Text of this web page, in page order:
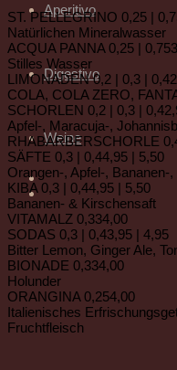
Aperitivo
Digestivo
Weine
ST. PELLEGRINO 0,25 |
Natürlichen Mineralwasser
ACQUA PANNA 0,25 | 0,75
Stilles Wasser
LIMONADEN 0,2 | 0,3 | 0,4
COLA, COLA ZERO,
SCHORLEN 0,2 | 0,3 | 0,4
Apfel-, Maracuja-,
RHABARBERSCHORLE
SÄFTE 0,3 | 0,44,95 | 5,50
Orangen-, Apfel-,
KIBA 0,3 | 0,44,95 | 5,50
Bananen- & Kirschensaft
VITAMALZ 0,334,00
SODAS 0,3 | 0,43,95 | 4,95
Bitter Lemon, Ginger Ale,
BIONADE 0,334,00
Holunder
ORANGINA 0,254,00
Italienisches
Fruchtfleisch